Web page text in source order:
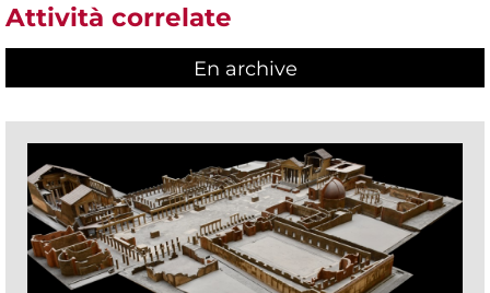
Attività correlate
En archive